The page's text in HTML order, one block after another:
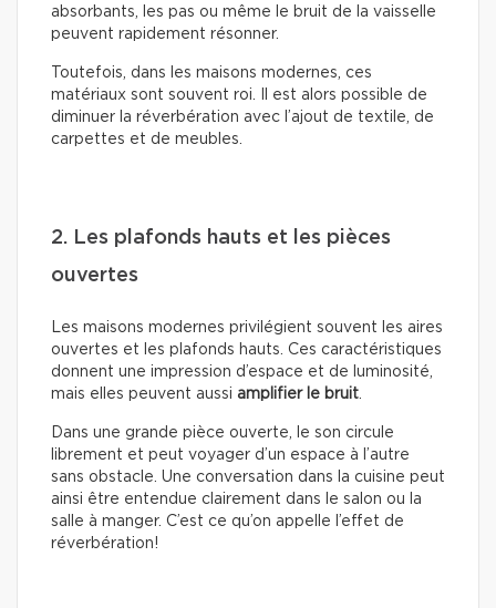
absorbants, les pas ou même le bruit de la vaisselle
peuvent rapidement résonner.
Toutefois, dans les maisons modernes, ces
matériaux sont souvent roi. Il est alors possible de
diminuer la réverbération avec l’ajout de textile, de
carpettes et de meubles.
2. Les plafonds hauts et les pièces
ouvertes
Les maisons modernes privilégient souvent les aires
ouvertes et les plafonds hauts. Ces caractéristiques
donnent une impression d’espace et de luminosité,
mais elles peuvent aussi amplifier le bruit.
Dans une grande pièce ouverte, le son circule
librement et peut voyager d’un espace à l’autre
sans obstacle. Une conversation dans la cuisine peut
ainsi être entendue clairement dans le salon ou la
salle à manger. C’est ce qu’on appelle l’effet de
réverbération!